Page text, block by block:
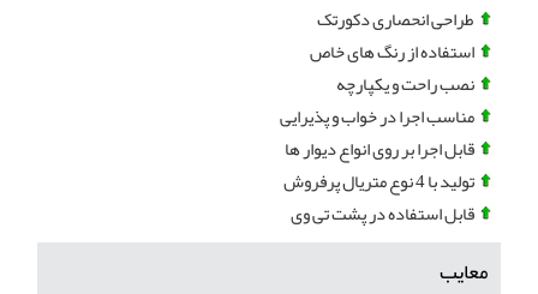
طراحی انحصاری دکورتک
استفاده از رنگ های خاص
نصب راحت و یکپارچه
مناسب اجرا در خواب و پذیرایی
قابل اجرا بر روی انواع دیوار ها
تولید با 4 نوع متریال پرفروش
قابل استفاده در پشت تی وی
معایب